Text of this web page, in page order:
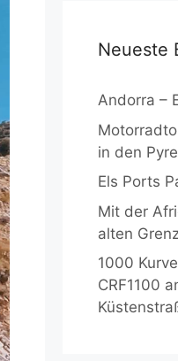
Neueste
Andorra –
in den
Els Ports
Mit der
alten
1000
CRF1100